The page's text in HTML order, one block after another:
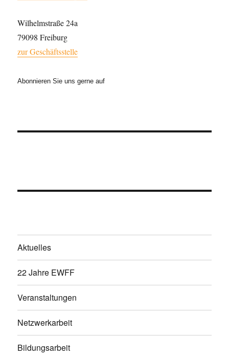
Wilhelmstraße 24a
79098 Freiburg
zur Geschäftsstelle
Abonnieren Sie uns gerne auf
Aktuelles
22 Jahre EWFF
Veranstaltungen
Netzwerkarbeit
Bildungsarbeit